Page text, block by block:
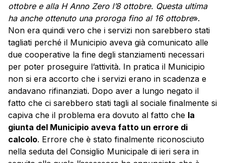
ottobre e alla H Anno Zero l’8 ottobre. Questa ultima
ha anche ottenuto una proroga fino al 16 ottobre».
Non era quindi vero che i servizi non sarebbero stati
tagliati perché il Municipio aveva già comunicato alle
due cooperative la fine degli stanziamenti necessari
per poter proseguire l’attività. In pratica il Municipio
non si era accorto che i servizi erano in scadenza e
andavano rifinanziati. Dopo aver a lungo negato il
fatto che ci sarebbero stati tagli al sociale finalmente si
capiva che il problema era dovuto al fatto che la
giunta del Municipio aveva fatto un errore di
calcolo. Errore che è stato finalmente riconosciuto
nella seduta del Consiglio Municipale di ieri sera in